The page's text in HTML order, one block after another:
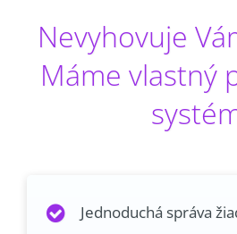
Nevyhovuje
Máme vlastný
Jednoduchá správa